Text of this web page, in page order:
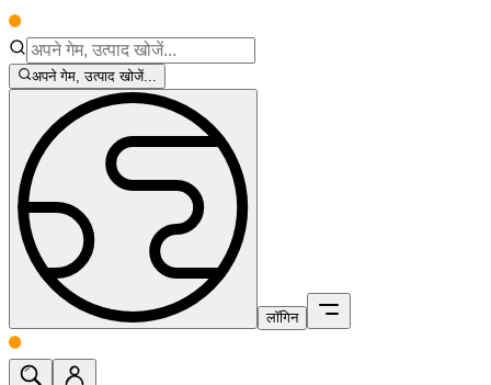
अपने गेम, उत्पाद खोजें...
लॉगिन